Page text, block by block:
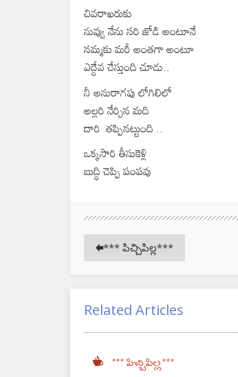
చివరాఖరుకు
నువ్వు నేను సరి జోడి అంటూనే
నమ్మకు మరీ అంతగా అంటూ
ఎద్దేవ చేస్తుంది చూడు..
నీ అనురాగపు లోగిలిలో
అల్లరి నేర్చిన మది
దారి తప్పినట్టుంది ..
ఒక్కసారి తీసుకెళ్లి
బుద్ధి చెప్పి పంపవు
*** పిచ్చిపిల్ల***
Related Articles
*** పిచ్చిపిల్ల***